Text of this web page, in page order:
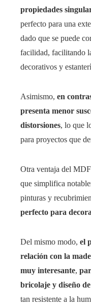
propiedades
perfecto para una
dado que se puede
facilidad, facilitando
decorativos y
Asimismo, en
presenta menor
distorsiones, lo que
para proyectos que
Otra ventaja del
que simplifica
pinturas y
perfecto para
Del mismo modo, el
relación con la
muy interesante,
bricolaje y diseño
tan resistente a la